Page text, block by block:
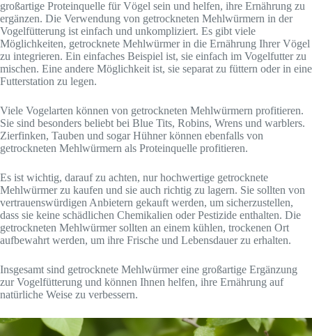
großartige Proteinquelle für Vögel sein und helfen, ihre Ernährung zu
ergänzen. Die Verwendung von getrockneten Mehlwürmern in der
Vogelfütterung ist einfach und unkompliziert. Es gibt viele
Möglichkeiten, getrocknete Mehlwürmer in die Ernährung Ihrer Vögel
zu integrieren. Ein einfaches Beispiel ist, sie einfach im Vogelfutter zu
mischen. Eine andere Möglichkeit ist, sie separat zu füttern oder in eine
Futterstation zu legen.
Viele Vogelarten können von getrockneten Mehlwürmern profitieren.
Sie sind besonders beliebt bei Blue Tits, Robins, Wrens und warblers.
Zierfinken, Tauben und sogar Hühner können ebenfalls von
getrockneten Mehlwürmern als Proteinquelle profitieren.
Es ist wichtig, darauf zu achten, nur hochwertige getrocknete
Mehlwürmer zu kaufen und sie auch richtig zu lagern. Sie sollten von
vertrauenswürdigen Anbietern gekauft werden, um sicherzustellen,
dass sie keine schädlichen Chemikalien oder Pestizide enthalten. Die
getrockneten Mehlwürmer sollten an einem kühlen, trockenen Ort
aufbewahrt werden, um ihre Frische und Lebensdauer zu erhalten.
Insgesamt sind getrocknete Mehlwürmer eine großartige Ergänzung
zur Vogelfütterung und können Ihnen helfen, ihre Ernährung auf
natürliche Weise zu verbessern.